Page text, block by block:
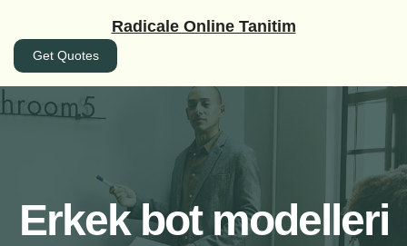
Radicale Online Tanitim
Get Quotes
Erkek bot modelleri